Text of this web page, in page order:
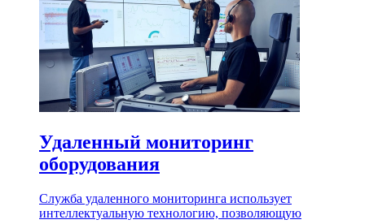
Удаленный мониторинг
оборудования
Служба удаленного мониторинга использует
интеллектуальную технологию, позволяющую